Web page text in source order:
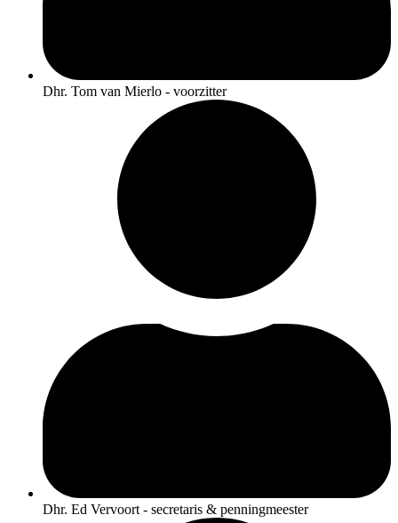
Dhr. Tom van Mierlo - voorzitter
Dhr. Ed Vervoort - secretaris & penningmeester